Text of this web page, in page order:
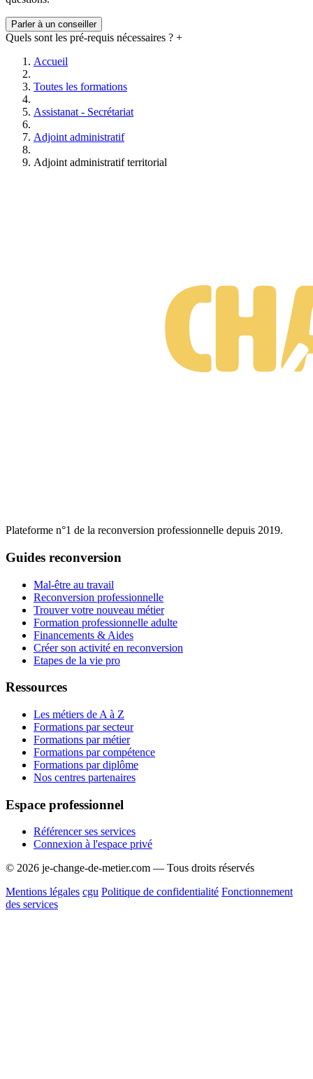
téléphone et par mail à tout moment
échanger avec d’autres élèves grâce aux groupes d’entraide.
Parler à un conseiller
Quels sont les pré-requis nécessaires ? +
Accueil
Toutes les formations
Assistanat - Secrétariat
Adjoint administratif
Adjoint administratif territorial
Plateforme n°1 de la reconversion professionnelle depuis 2019.
Guides reconversion
Mal-être au travail
Reconversion professionnelle
Trouver votre nouveau métier
Formation professionnelle adulte
Financements & Aides
Créer son activité en reconversion
Etapes de la vie pro
Ressources
Les métiers de A à Z
Formations par secteur
Formations par métier
Formations par compétence
Formations par diplôme
Nos centres partenaires
Espace professionnel
Référencer ses services
Connexion à l'espace privé
© 2026 je-change-de-metier.com — Tous droits réservés
Mentions légales cgu Politique de confidentialité Fonctionnement
des services